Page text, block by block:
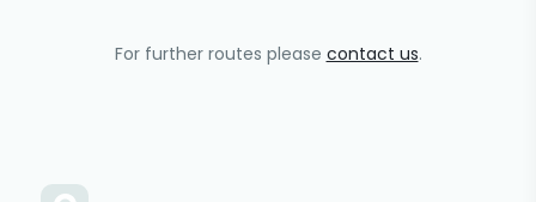
For further routes please contact us.